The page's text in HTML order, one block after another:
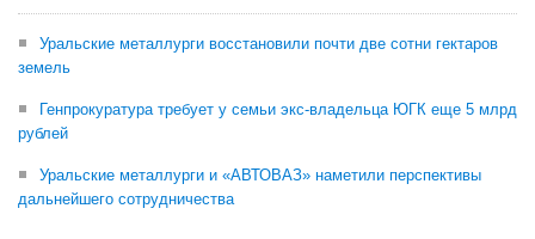
Уральские металлурги восстановили почти две сотни гектаров
земель
Генпрокуратура требует у семьи экс-владельца ЮГК еще 5 млрд
рублей
Уральские металлурги и «АВТОВАЗ» наметили перспективы
дальнейшего сотрудничества